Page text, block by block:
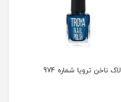
لاک ناخن ترویا شماره 974